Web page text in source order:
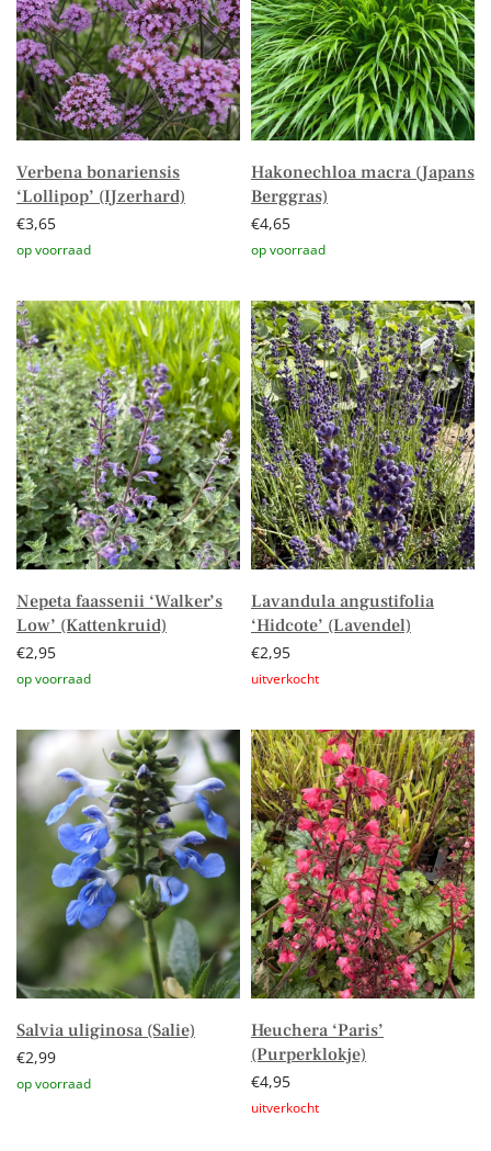
Verbena bonariensis
‘Lollipop’ (IJzerhard)
€3,65
Hakonechloa macra (Japans
Berggras)
€4,65
Nepeta faassenii ‘Walker’s
Low’ (Kattenkruid)
€2,95
Lavandula angustifolia
‘Hidcote’ (Lavendel)
€2,95
Salvia uliginosa (Salie)
€2,99
Heuchera ‘Paris’
(Purperklokje)
€4,95